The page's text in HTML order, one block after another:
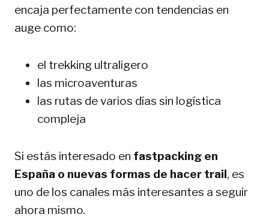
encaja perfectamente con tendencias en
auge como:
el trekking ultraligero
las microaventuras
las rutas de varios días sin logística
compleja
Si estás interesado en fastpacking en
España o nuevas formas de hacer trail, es
uno de los canales más interesantes a seguir
ahora mismo.